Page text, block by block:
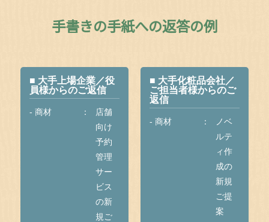
手書きの手紙への返答の例
■ 大手上場企業／役
員様からのご返信
- 商材
店舗
向け
予約
管理
サー
ビス
の新
規ご
■ 大手化粧品会社／
ご担当者様からのご
返信
- 商材
ノベ
ルテ
ィ作
成の
新規
ご提
案